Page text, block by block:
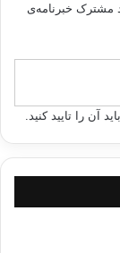
مشترک خبرنامه‌ی
آن را تایید کنید.